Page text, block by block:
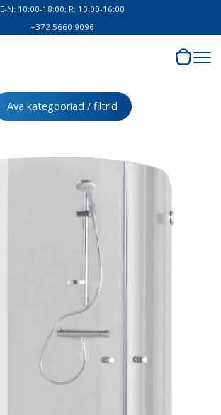
E-N: 10:00-18:00; R: 10:00-16:00
+372 5660 9096
Ava kategooriad / filtrid